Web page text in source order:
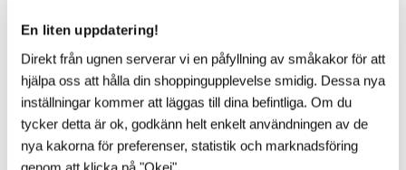
En liten uppdatering!
Direkt från ugnen serverar vi en påfyllning av småkakor för att
hjälpa oss att hålla din shoppingupplevelse smidig. Dessa nya
inställningar kommer att läggas till dina befintliga. Om du
tycker detta är ok, godkänn helt enkelt användningen av de
nya kakorna för preferenser, statistik och marknadsföring
genom att klicka på "Okej".